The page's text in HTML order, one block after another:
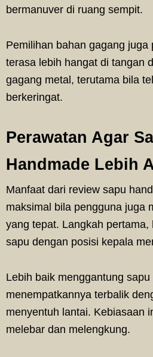
bermanuver di ruang sempit.
Pemilihan bahan gagang juga
terasa lebih hangat di tangan
gagang metal, terutama bila
berkeringat.
Perawatan Agar
Handmade Lebih
Manfaat dari review sapu
maksimal bila pengguna juga
yang tepat. Langkah pertama,
sapu dengan posisi kepala
Lebih baik menggantung
menempatkannya terbalik
menyentuh lantai. Kebiasaan
melebar dan melengkung.